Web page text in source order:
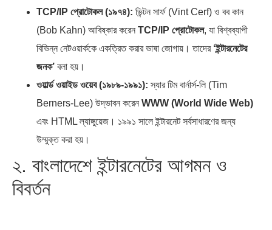
TCP/IP প্রোটোকল (১৯৭৪): ভিন্টন সার্ফ (Vint Cerf) ও বব কান
(Bob Kahn) আবিষ্কার করেন TCP/IP প্রোটোকল, যা বিশ্বব্যাপী
বিভিন্ন নেটওয়ার্ককে একত্রিত করার ভাষা জোগায়। তাদের ‘ইন্টারনেটের
জনক’ বলা হয়।
ওয়ার্ল্ড ওয়াইড ওয়েব (১৯৮৯-১৯৯১): স্যার টিম বার্নার্স-লি (Tim
Berners-Lee) উদ্ভাবন করেন WWW (World Wide Web)
এবং HTML ল্যাঙ্গুয়েজ। ১৯৯১ সালে ইন্টারনেট সর্বসাধারণের জন্য
উম্মুক্ত করা হয়।
২. বাংলাদেশে ইন্টারনেটের আগমন ও
বিবর্তন